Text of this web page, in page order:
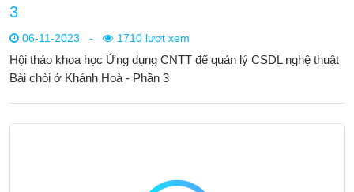
3
06-11-2023 - 1710 lượt xem
Hội thảo khoa học Ứng dụng CNTT để quản lý CSDL nghệ thuật
Bài chòi ở Khánh Hoà - Phần 3